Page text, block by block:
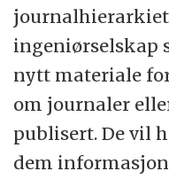
ingeniørselskap
nytt materiale
om journaler
publisert. De vil
dem